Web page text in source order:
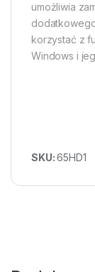
umożliwia
korzystać z
Windows i
SKU:65HD1